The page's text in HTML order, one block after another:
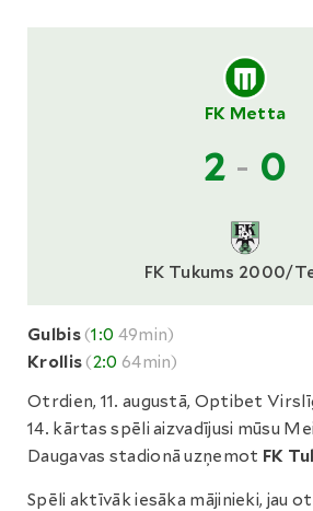
FK Metta
2 - 0
FK Tukums 2000/
Gulbis(1:0 49min)
Krollis(2:0 64min)
Otrdien, 11. augustā, Optibet
14. kārtas spēli aizvadījusi mūsu
Daugavas stadionā uzņemot FK
Spēli aktīvāk iesāka mājinieki, jau